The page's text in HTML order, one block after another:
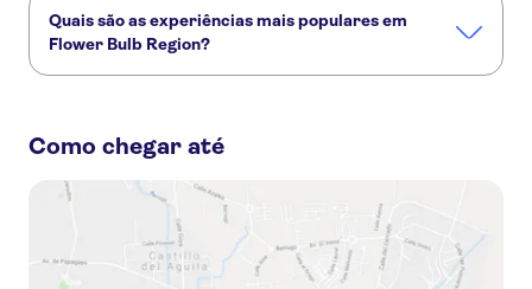
Cruzeiros de barco pelos Lagos de Kaag
Quais são as experiências mais populares em
Flower Bulb Region?
Bilhete de viagem para a região de Amsterdã por 1 a 3 dias
Cruzeiro de primavera em Kagerplassen saindo de Warmond
Como chegar até